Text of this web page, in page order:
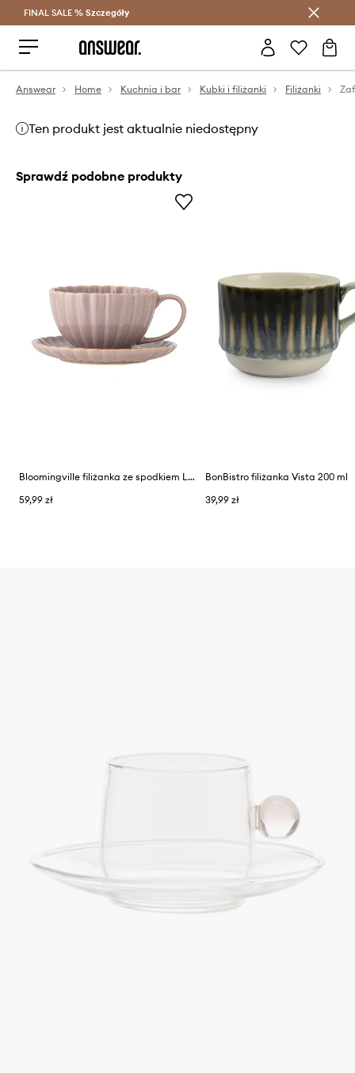
Oszczędzaj z Answear Club >
FINAL SALE % Szczegóły
Answear Home Kuchnia i bar Kubki i filiżanki Filiżanki
Ten produkt jest aktualnie niedostępny
Sprawdź podobne produkty
Bloomingville filiżanka ze spodkiem Latina 220 ml
59,99 zł
BonBistro filiżanka Vista 200 ml
39,99 zł